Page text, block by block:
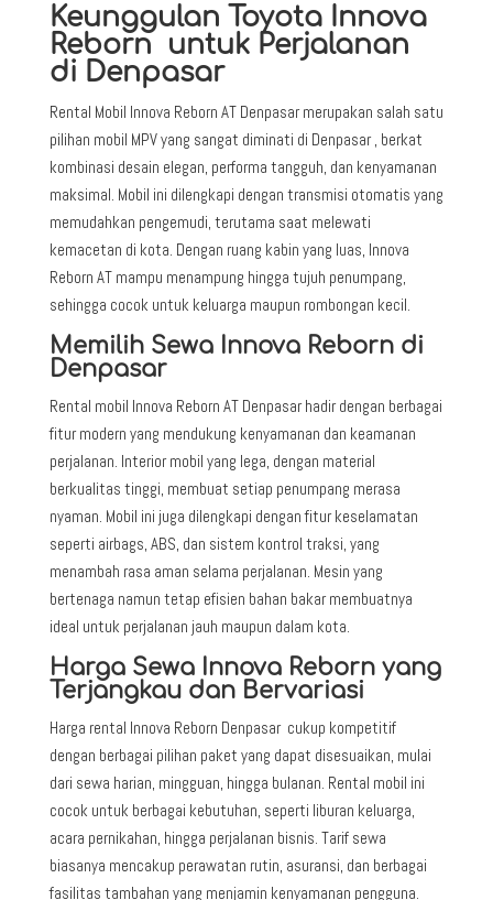
Keunggulan Toyota Innova
Reborn untuk Perjalanan
di Denpasar
Rental Mobil Innova Reborn AT Denpasar merupakan salah satu
pilihan mobil MPV yang sangat diminati di Denpasar , berkat
kombinasi desain elegan, performa tangguh, dan kenyamanan
maksimal. Mobil ini dilengkapi dengan transmisi otomatis yang
memudahkan pengemudi, terutama saat melewati
kemacetan di kota. Dengan ruang kabin yang luas, Innova
Reborn AT mampu menampung hingga tujuh penumpang,
sehingga cocok untuk keluarga maupun rombongan kecil.
Memilih Sewa Innova Reborn di
Denpasar
Rental mobil Innova Reborn AT Denpasar hadir dengan berbagai
fitur modern yang mendukung kenyamanan dan keamanan
perjalanan. Interior mobil yang lega, dengan material
berkualitas tinggi, membuat setiap penumpang merasa
nyaman. Mobil ini juga dilengkapi dengan fitur keselamatan
seperti airbags, ABS, dan sistem kontrol traksi, yang
menambah rasa aman selama perjalanan. Mesin yang
bertenaga namun tetap efisien bahan bakar membuatnya
ideal untuk perjalanan jauh maupun dalam kota.
Harga Sewa Innova Reborn yang
Terjangkau dan Bervariasi
Harga rental Innova Reborn Denpasar cukup kompetitif
dengan berbagai pilihan paket yang dapat disesuaikan, mulai
dari sewa harian, mingguan, hingga bulanan. Rental mobil ini
cocok untuk berbagai kebutuhan, seperti liburan keluarga,
acara pernikahan, hingga perjalanan bisnis. Tarif sewa
biasanya mencakup perawatan rutin, asuransi, dan berbagai
fasilitas tambahan yang menjamin kenyamanan pengguna.